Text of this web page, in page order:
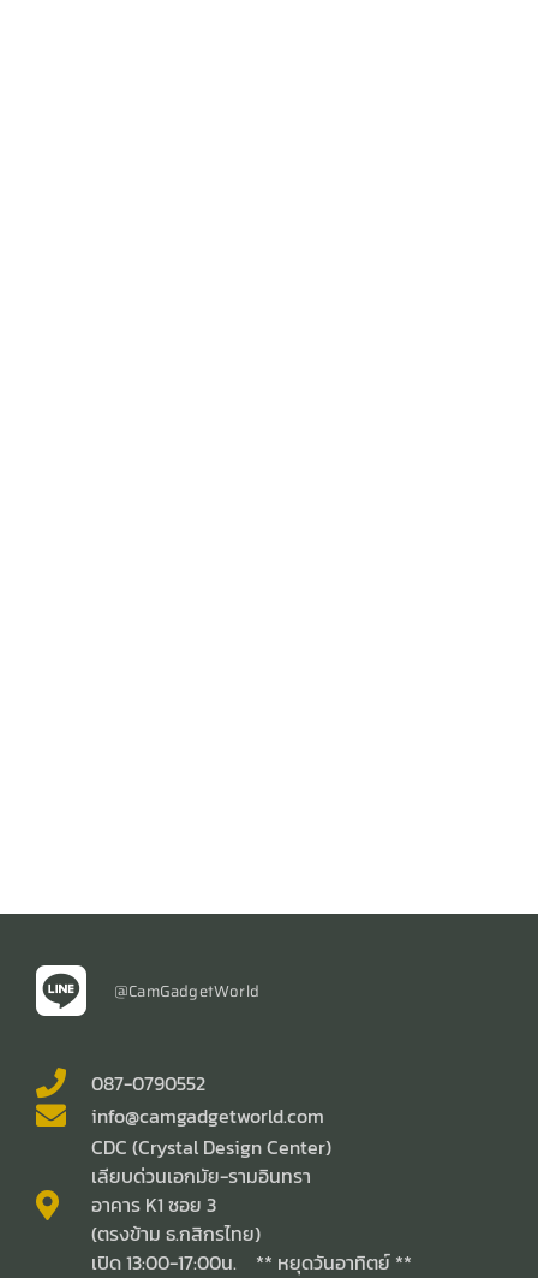
@CamGadgetWorld
087-0790552
info@camgadgetworld.com
CDC (Crystal Design Center)
เลียบด่วนเอกมัย-รามอินทรา
อาคาร K1 ซอย 3
(ตรงข้าม ธ.กสิกรไทย)
เปิด 13:00-17:00น. ** หยุดวันอาทิตย์ **